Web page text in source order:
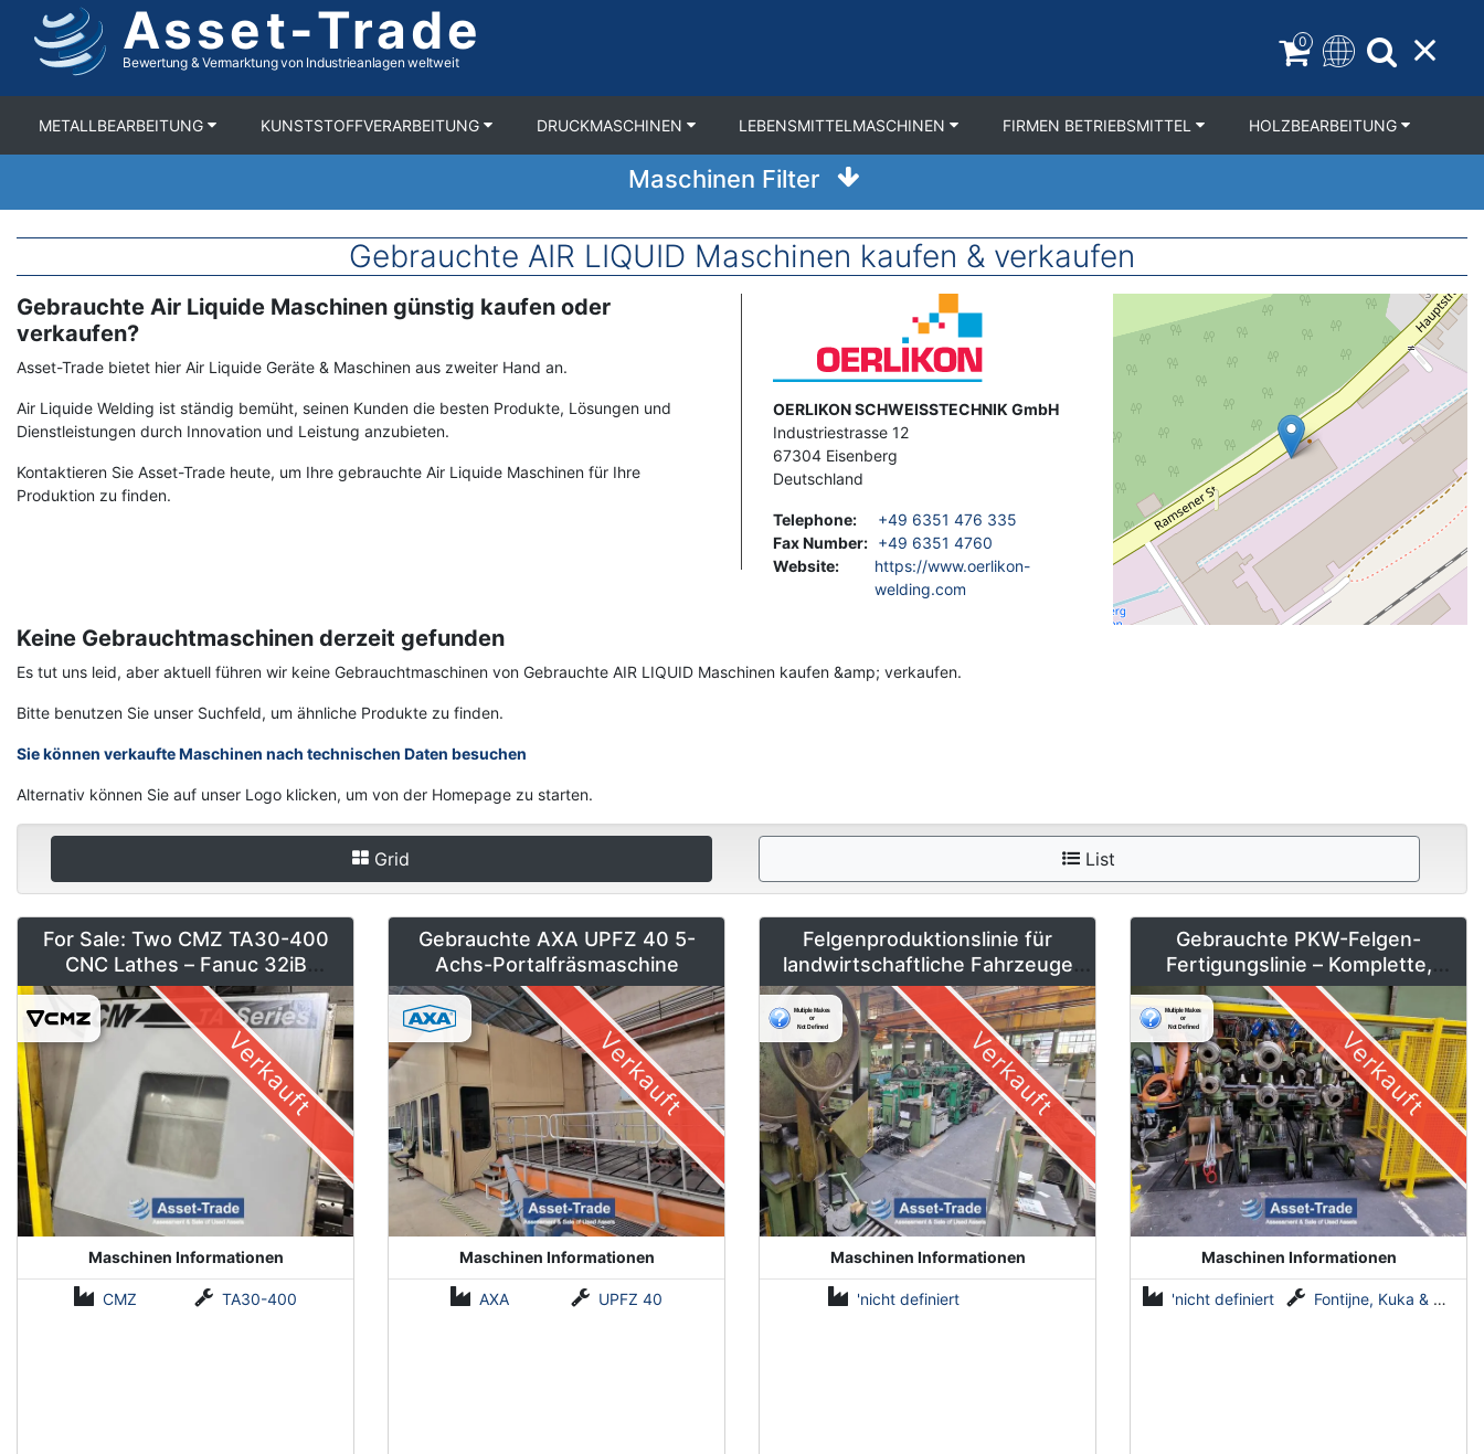
Asset-Trade
Bewertung & Vermarktung von Industrieanlagen weltweit
0
METALLBEARBEITUNG KUNSTSTOFFVERARBEITUNG DRUCKMASCHINEN LEBENSMITTELMASCHINEN FIRMEN BETRIEBSMITTEL HOLZBEARBEITUNG
Maschinen Filter
Gebrauchte AIR LIQUID Maschinen kaufen & verkaufen
Term
Description
Gebrauchte Air Liquide Maschinen günstig kaufen oder
verkaufen?
Asset-Trade bietet hier Air Liquide Geräte & Maschinen aus zweiter Hand an.
Air Liquide Welding ist ständig bemüht, seinen Kunden die besten Produkte, Lösungen und
Dienstleistungen durch Innovation und Leistung anzubieten.
Kontaktieren Sie Asset-Trade heute, um Ihre gebrauchte Air Liquide Maschinen für Ihre
Produktion zu finden.
Address
OERLIKON SCHWEISSTECHNIK GmbH
Industriestrasse 12
67304 Eisenberg
Deutschland
Telephone:
+49 6351 476 335
Fax Number: +49 6351 4760
Website:
https://www.oerlikon-
welding.com
Keine Gebrauchtmaschinen derzeit gefunden
Es tut uns leid, aber aktuell führen wir keine Gebrauchtmaschinen von Gebrauchte AIR LIQUID Maschinen kaufen &amp; verkaufen.
Bitte benutzen Sie unser Suchfeld, um ähnliche Produkte zu finden.
Sie können verkaufte Maschinen nach technischen Daten besuchen
Alternativ können Sie auf unser Logo klicken, um von der Homepage zu starten.
Grid List
For Sale: Two CMZ TA30-400
CNC Lathes – Fanuc 32iB
(Installed 2018)
Verkauft
Maschinen Informationen
CMZ TA30-400
Gebrauchte AXA UPFZ 40 5-
Achs-Portalfräsmaschine
Verkauft
Maschinen Informationen
AXA UPFZ 40
Felgenproduktionslinie für
landwirtschaftliche Fahrzeuge
LMF1
Verkauft
Maschinen Informationen
'nicht definiert
Gebrauchte PKW-Felgen-
Fertigungslinie – Komplette,
automatisierte Anlage von
Fontijne, Kuka & Georg
Verkauft
Maschinen Informationen
'nicht definiert Fontijne, Kuka & Georg